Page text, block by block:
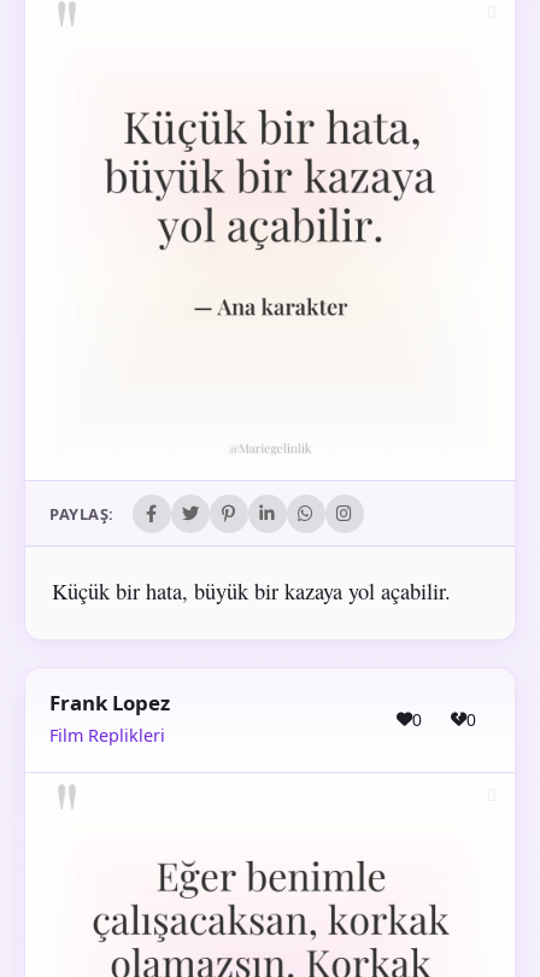
PAYLAŞ:
Küçük bir hata, büyük bir kazaya yol açabilir.
Frank Lopez
Film Replikleri
0 0